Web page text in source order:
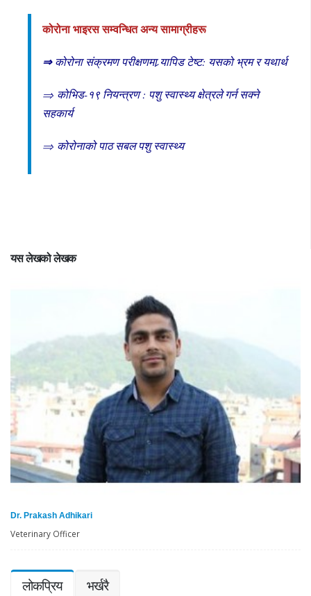
कोरोना भाइरस सम्वन्धित अन्य सामाग्रीहरू
⇒ कोरोना संक्रमण परीक्षणमा र्‍यापिड टेष्ट: यसको भ्रम र यथार्थ
⇒ कोभिड-१९ नियन्त्रण : पशु स्वास्थ्य क्षेत्रले गर्न सक्ने
सहकार्य
⇒ कोरोनाको पाठ सबल पशु स्वास्थ्य
यस लेखको लेखक
Dr. Prakash Adhikari
Veterinary Officer
लोकप्रिय भर्खरै